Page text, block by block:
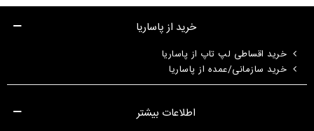
خرید از پاساریا
خرید اقساطی لپ تاپ از پاساریا
خرید سازمانی/عمده از پاساریا
اطلاعات بیشتر